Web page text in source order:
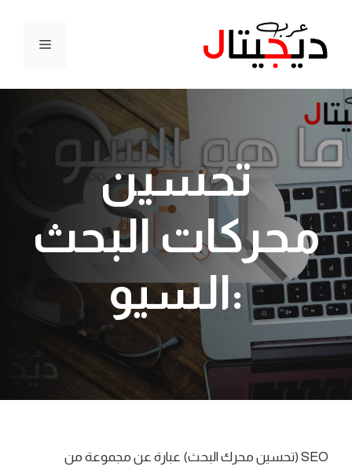
المحتوى
القائمة
تحسين
محركات البحث
:السيو
SEO (تحسين محرك البحث) عبارة عن مجموعة من